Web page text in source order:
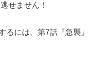
せません！
るには、第7話『急襲』